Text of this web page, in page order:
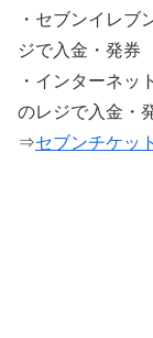
・セブンイレブ
ジで入金・発券
・インターネッ
のレジで入金・
⇒セブンチケット